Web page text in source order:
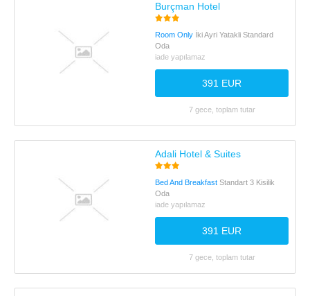
Burçman Hotel
Room Only İki Ayri Yatakli Standard
Oda
iade yapılamaz
391 EUR
7 gece, toplam tutar
Adali Hotel & Suites
Bed And Breakfast Standart 3 Kisilik
Oda
iade yapılamaz
391 EUR
7 gece, toplam tutar